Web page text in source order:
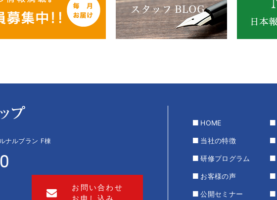
ナルブラン F棟
お問い合わせ
お申し込み
HOME
当社の特徴
研修プログラム
お客様の声
公開セミナー